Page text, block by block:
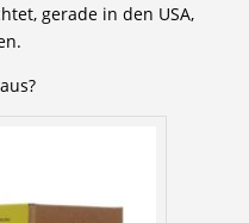
gerade in den USA,